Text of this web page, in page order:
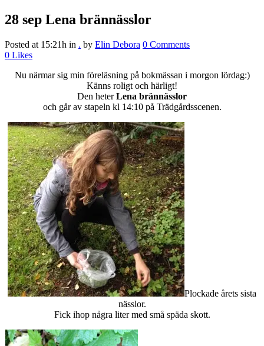
28 sep Lena brännässlor
Posted at 15:21h in . by Elin Debora 0 Comments
0 Likes
Nu närmar sig min föreläsning på bokmässan i morgon lördag:)
Känns roligt och härligt!
Den heterLena brännässlor
och går av stapeln kl 14:10 på Trädgårdsscenen.
Plockade årets sista
nässlor.
Fick ihop några liter med små späda skott.